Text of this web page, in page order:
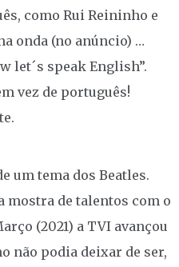
como Rui Reininho e
onda (no anúncio) …
let´s speak English”.
vez de português!
um tema dos Beatles.
mostra de talentos com o
(2021) a TVI avançou
não podia deixar de ser,